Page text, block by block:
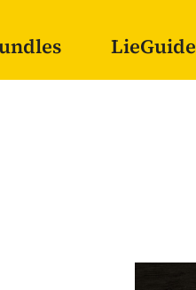
LieGuide